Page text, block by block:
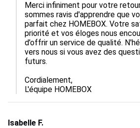
Merci infiniment pour votre
sommes ravis d'apprendre que
parfait chez HOMEBOX. Votre
priorité et vos éloges nous
d’offrir un service de qualité.
vers nous si vous avez des
futurs.
Cordialement,
L'équipe HOMEBOX
Isabelle F.